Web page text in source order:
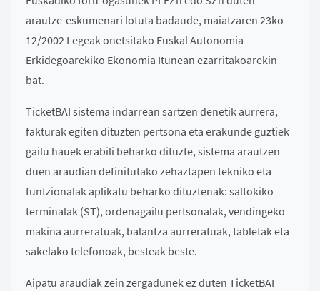
arautze-eskumenari lotuta badaude, maiatzaren 23ko
12/2002 Legeak onetsitako Euskal Autonomia
Erkidegoarekiko Ekonomia Itunean ezarritakoarekin
bat.
TicketBAI sistema indarrean sartzen denetik aurrera,
fakturak egiten dituzten pertsona eta erakunde guztiek
gailu hauek erabili beharko dituzte, sistema arautzen
duen araudian definitutako zehaztapen tekniko eta
funtzionalak aplikatu beharko dituztenak: saltokiko
terminalak (ST), ordenagailu pertsonalak, vendingeko
makina aurreratuak, balantza aurreratuak, tabletak eta
sakelako telefonoak, besteak beste.
Aipatu araudiak zein zergadunek ez duten TicketBAI